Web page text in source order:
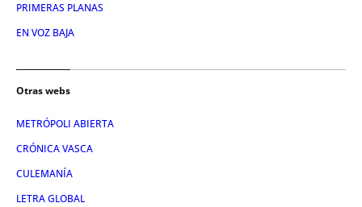
PRIMERAS PLANAS
EN VOZ BAJA
Otras webs
METRÓPOLI ABIERTA
CRÓNICA VASCA
CULEMANÍA
LETRA GLOBAL